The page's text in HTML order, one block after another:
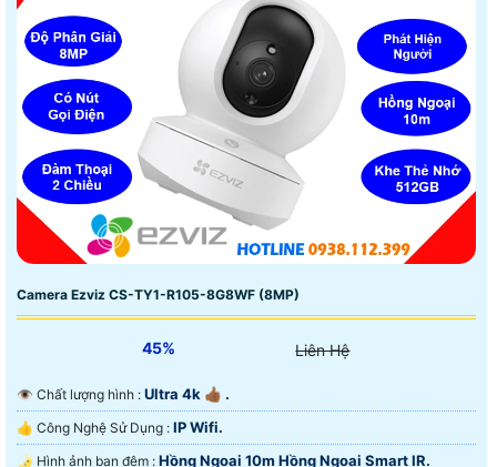
Camera Ezviz CS-TY1-R105-8G8WF (8MP)
45% Liên Hệ
👁 Chất lượng hình : Ultra 4k 👍🏾 .
👍 Công Nghệ Sử Dụng : IP Wifi.
🌛 Hình ảnh ban đêm : Hồng Ngoại 10m Hồng Ngoại Smart IR.